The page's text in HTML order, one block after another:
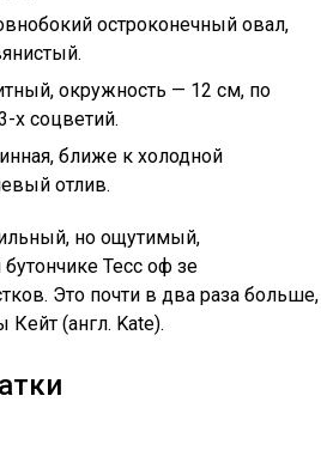
остроконечный овал,
окружность — 12 см, по
х соцветий.
ближе к холодной
отлив.
но ощутимый,
Тесс оф зе
Это почти в два раза больше,
(англ. Kate).